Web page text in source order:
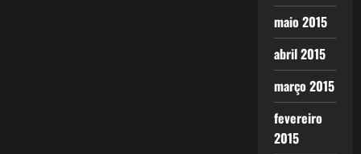
maio 2015
abril 2015
março 2015
fevereiro
2015